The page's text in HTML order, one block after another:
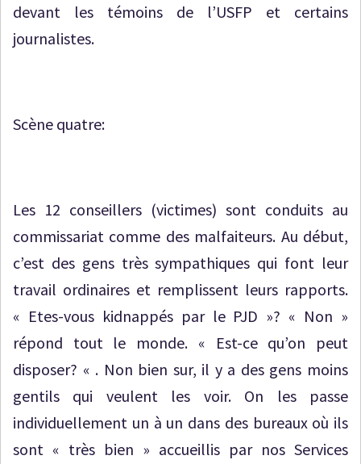
devant les témoins de l’USFP et certains
journalistes.
Scène quatre:
Les 12 conseillers (victimes) sont conduits au
commissariat comme des malfaiteurs. Au début,
c’est des gens très sympathiques qui font leur
travail ordinaires et remplissent leurs rapports.
« Etes-vous kidnappés par le PJD »? « Non »
répond tout le monde. « Est-ce qu’on peut
disposer? « . Non bien sur, il y a des gens moins
gentils qui veulent les voir. On les passe
individuellement un à un dans des bureaux où ils
sont « très bien » accueillis par nos Services